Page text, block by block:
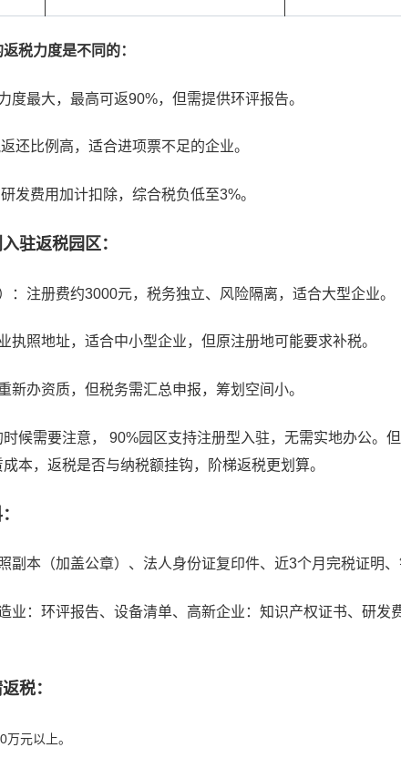
税力度是不同的：
度最大，最高可返90%，但需提供环评报告。
还比例高，适合进项票不足的企业。
发费用加计扣除，综合税负低至3%。
驻返税园区：
：注册费约3000元，税务独立、风险隔离，适合大型企业。
执照地址，适合中小型企业，但原注册地可能要求补税。
新办资质，但税务需汇总申报，筹划空间小。
候需要注意， 90%园区支持注册型入驻，无需实地办公。
本，返税是否与纳税额挂钩，阶梯返税更划算。
副本（加盖公章）、法人身份证复印件、近3个月完税证明
业：环评报告、设备清单、高新企业：知识产权证书、研发
税：
元以上。